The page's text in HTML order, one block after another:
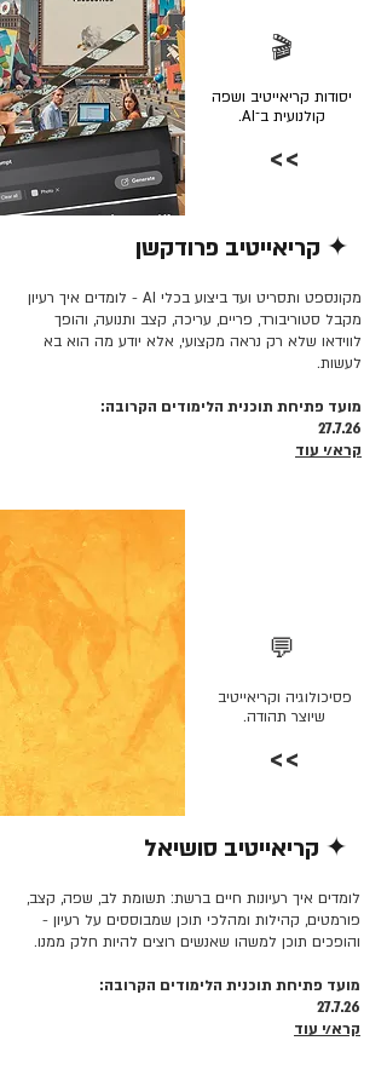
🎬
יסודות קריאייטיב ושפה
קולנועית ב־AI.
>>
✦ קריאייטיב פרודקשן
מקונספט ותסריט ועד ביצוע בכלי AI - לומדים איך רעיון
מקבל סטוריבורד, פריים, עריכה, קצב ותנועה, והופך
לווידאו שלא רק נראה מקצועי, אלא יודע מה הוא בא
לעשות.
מועד פתיחת תוכנית הלימודים הקרובה:
27.7.26
קרא/י עוד
💬
פסיכולוגיה וקריאייטיב
שיוצר תהודה.
>>
✦ קריאייטיב סושיאל
לומדים איך רעיונות חיים ברשת: תשומת לב, שפה, קצב,
פורמטים, קהילות ומהלכי תוכן שמבוססים על רעיון -
והופכים תוכן למשהו שאנשים רוצים להיות חלק ממנו.
מועד פתיחת תוכנית הלימודים הקרובה:
27.7.26
קרא/י עוד